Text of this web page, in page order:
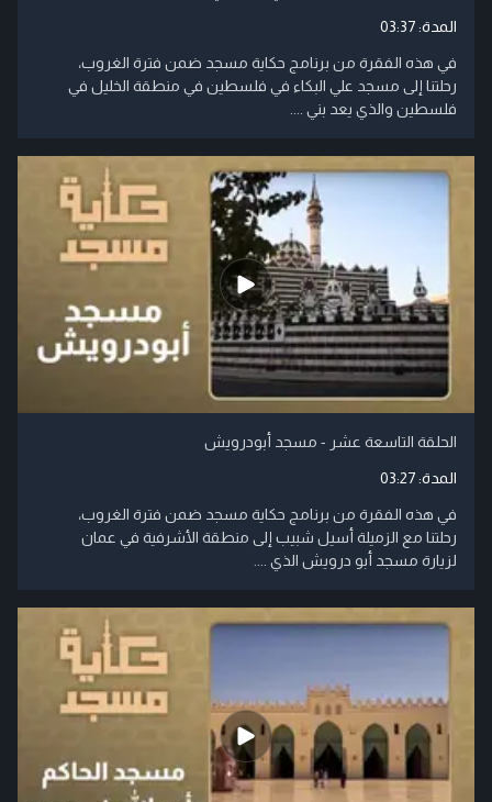
المدة:03:37
في هذه الفقرة من برنامج حكاية مسجد ضمن فترة الغروب،
رحلتنا إلى مسجد علي البكاء في فلسطين في منطقة الخليل في
فلسطين والذي يعد بني ....
الحلقة التاسعة عشر - مسجد أبودرويش
المدة:03:27
في هذه الفقرة من برنامج حكاية مسجد ضمن فترة الغروب،
رحلتنا مع الزميلة أسيل شبيب إلى منطقة الأشرفية في عمان
لزيارة مسجد أبو درويش الذي ....